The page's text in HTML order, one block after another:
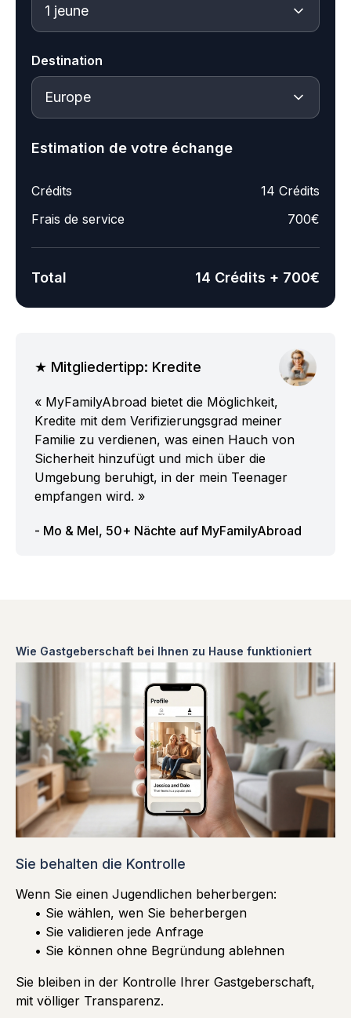
Destination
Estimation de votre échange
Crédits
14 Crédits
Frais de service
700€
Total 14 Crédits + 700€
★ Mitgliedertipp: Kredite
« MyFamilyAbroad bietet die Möglichkeit,
Kredite mit dem Verifizierungsgrad meiner
Familie zu verdienen, was einen Hauch von
Sicherheit hinzufügt und mich über die
Umgebung beruhigt, in der mein Teenager
empfangen wird. »
- Mo & Mel, 50+ Nächte auf MyFamilyAbroad
Wie Gastgeberschaft bei Ihnen zu Hause funktioniert
Sie behalten die Kontrolle
Wenn Sie einen Jugendlichen beherbergen:
• Sie wählen, wen Sie beherbergen
• Sie validieren jede Anfrage
• Sie können ohne Begründung ablehnen
Sie bleiben in der Kontrolle Ihrer Gastgeberschaft,
mit völliger Transparenz.